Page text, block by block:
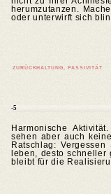
herumzutanzen.
oder unterwirft sich
ZURÜCKHALTUNG, PASSIVITÄT
-5
Harmonische
sehen aber auch
Ratschlag:
leben, desto schneller
bleibt für die